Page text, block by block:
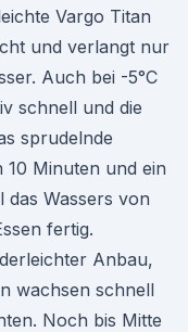
Vargo Titan
und verlangt nur
Auch bei -5°C
schnell und die
sprudelnde
Minuten und ein
Wassers von
fertig.
Anbau,
wachsen schnell
Noch bis Mitte